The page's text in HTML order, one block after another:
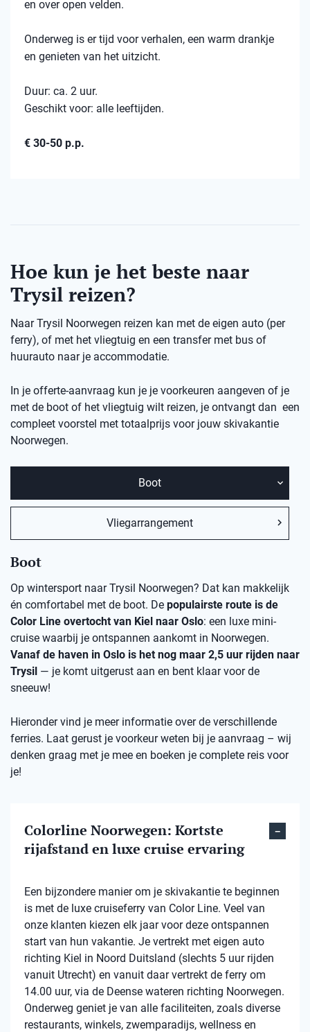
en over open velden.
Onderweg is er tijd voor verhalen, een warm drankje
en genieten van het uitzicht.
Duur: ca. 2 uur.
Geschikt voor: alle leeftijden.
€ 30-50 p.p.
Hoe kun je het beste naar
Trysil reizen?
Naar Trysil Noorwegen reizen kan met de eigen auto (per
ferry), of met het vliegtuig en een transfer met bus of
huurauto naar je accommodatie.
In je offerte-aanvraag kun je je voorkeuren aangeven of je
met de boot of het vliegtuig wilt reizen, je ontvangt dan een
compleet voorstel met totaalprijs voor jouw skivakantie
Noorwegen.
Boot
Vliegarrangement
Boot
Op wintersport naar Trysil Noorwegen? Dat kan makkelijk
én comfortabel met de boot. De populairste route is de
Color Line overtocht van Kiel naar Oslo: een luxe mini-
cruise waarbij je ontspannen aankomt in Noorwegen.
Vanaf de haven in Oslo is het nog maar 2,5 uur rijden naar
Trysil — je komt uitgerust aan en bent klaar voor de
sneeuw!
Hieronder vind je meer informatie over de verschillende
ferries. Laat gerust je voorkeur weten bij je aanvraag – wij
denken graag met je mee en boeken je complete reis voor
je!
Colorline Noorwegen: Kortste
rijafstand en luxe cruise ervaring
Een bijzondere manier om je skivakantie te beginnen
is met de luxe cruiseferry van Color Line. Veel van
onze klanten kiezen elk jaar voor deze ontspannen
start van hun vakantie. Je vertrekt met eigen auto
richting Kiel in Noord Duitsland (slechts 5 uur rijden
vanuit Utrecht) en vanuit daar vertrekt de ferry om
14.00 uur, via de Deense wateren richting Noorwegen.
Onderweg geniet je van alle faciliteiten, zoals diverse
restaurants, winkels, zwemparadijs, wellness en